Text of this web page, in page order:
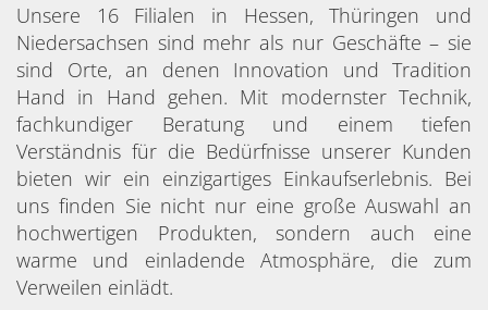
Unsere 16 Filialen in Hessen, Thüringen und
Niedersachsen sind mehr als nur Geschäfte – sie
sind Orte, an denen Innovation und Tradition
Hand in Hand gehen. Mit modernster Technik,
fachkundiger Beratung und einem tiefen
Verständnis für die Bedürfnisse unserer Kunden
bieten wir ein einzigartiges Einkaufserlebnis. Bei
uns finden Sie nicht nur eine große Auswahl an
hochwertigen Produkten, sondern auch eine
warme und einladende Atmosphäre, die zum
Verweilen einlädt.